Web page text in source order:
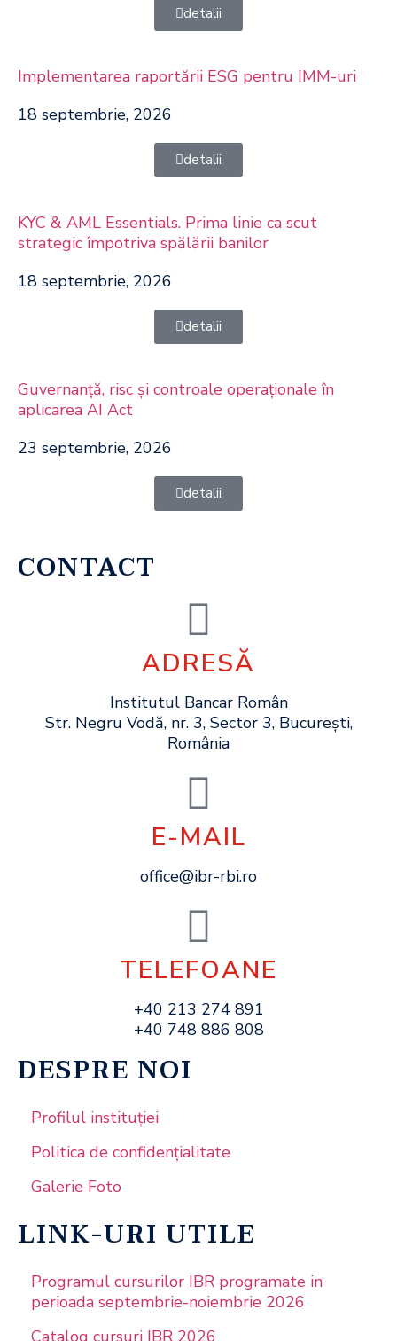
detalii
Implementarea raportării ESG pentru IMM-uri
18 septembrie, 2026
detalii
KYC & AML Essentials. Prima linie ca scut
strategic împotriva spălării banilor
18 septembrie, 2026
detalii
Guvernanță, risc și controale operaționale în
aplicarea AI Act
23 septembrie, 2026
detalii
CONTACT
ADRESĂ
Institutul Bancar Român
Str. Negru Vodă, nr. 3, Sector 3, București,
România
E-MAIL
office@ibr-rbi.ro
TELEFOANE
+40 213 274 891
+40 748 886 808
DESPRE NOI
Profilul instituţiei
Politica de confidențialitate
Galerie Foto
LINK-URI UTILE
Programul cursurilor IBR programate in
perioada septembrie-noiembrie 2026
Catalog cursuri IBR 2026